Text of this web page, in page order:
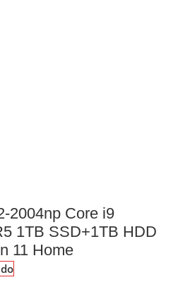
2004np Core i9
1TB SSD+1TB HDD
11 Home